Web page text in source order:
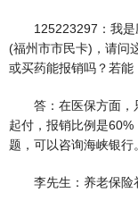
125223297：我是
(福州市市民卡)，请问
或买药能报销吗？若能
答：在医保方面，
起付，报销比例是
题，可以咨询海峡银行。
李先生：养老保险